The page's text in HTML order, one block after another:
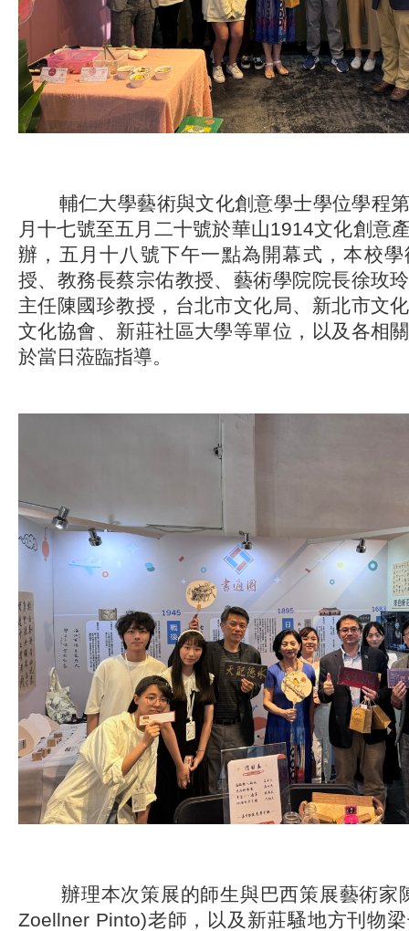
輔仁大學藝術與文化創意學士學位學程第
月十七號至五月二十號於華山1914文化創意
辦，五月十八號下午一點為開幕式，本校
授、教務長蔡宗佑教授、藝術學院院長徐玫
主任陳國珍教授，台北市文化局、新北市文
文化協會、新莊社區大學等單位，以及各相
於當日蒞臨指導。
辦理本次策展的師生與巴西策展藝術家
Zoellner Pinto)老師，以及新莊騷地方刊物